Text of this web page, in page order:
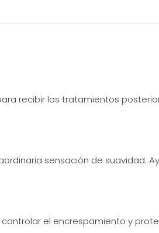
recibir los tratamientos
sensación de suavidad.
el encrespamiento y